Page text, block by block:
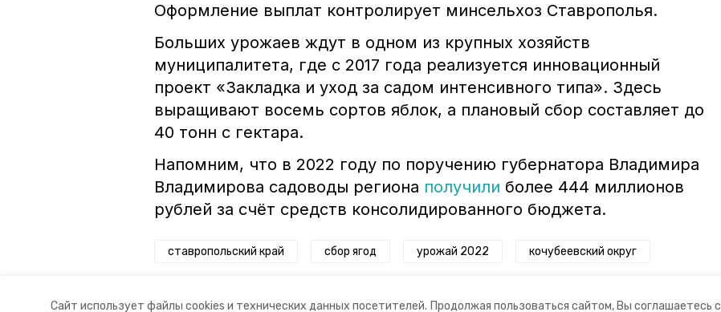
Сайт использует файлы cookies и технических данных посетителей. Продолжая пользоваться сайтом, Вы соглашаетесь с
Оформление выплат контролирует минсельхоз Ставрополья.
Больших урожаев ждут в одном из крупных хозяйств
муниципалитета, где с 2017 года реализуется инновационный
проект «Закладка и уход за садом интенсивного типа». Здесь
выращивают восемь сортов яблок, а плановый сбор составляет до
40 тонн с гектара.
Напомним, что в 2022 году по поручению губернатора Владимира
Владимирова садоводы региона получили более 444 миллионов
рублей за счёт средств консолидированного бюджета.
ставропольский край сбор ягод урожай 2022 кочубеевский округ